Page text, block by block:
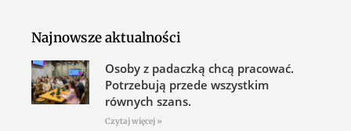
Najnowsze aktualności
Osoby z padaczką chcą pracować.
Potrzebują przede wszystkim
równych szans.
Czytaj więcej »